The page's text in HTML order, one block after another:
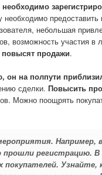
небольшая
возможность участия в
повысят продажи.
он на полпути
сделки. Повысить
Можно поощрять
Например, в
регистрацию. В
покупателей.